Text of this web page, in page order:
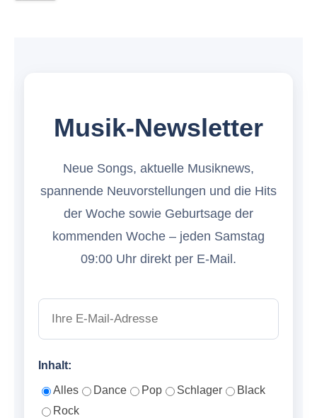
Musik-Newsletter
Neue Songs, aktuelle Musiknews,
spannende Neuvorstellungen und die Hits
der Woche sowie Geburtsage der
kommenden Woche – jeden Samstag
09:00 Uhr direkt per E-Mail.
Inhalt:
Alles Dance Pop Schlager
Black
Rock